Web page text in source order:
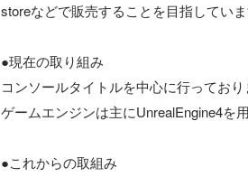
storeなどで販売することを目指していま
●現在の取り組み
コンソールタイトルを中心に行ってお
ゲームエンジンは主にUnrealEngine4を
●これからの取組み